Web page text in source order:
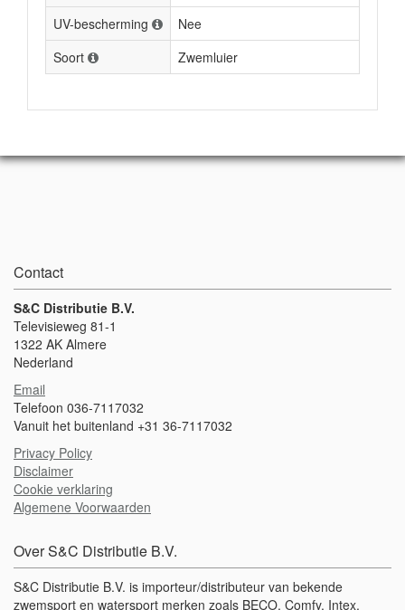
UV-bescherming
Nee
Soort
Zwemluier
Contact
S&C Distributie B.V.
Televisieweg 81-1
1322 AK Almere
Nederland
Email
Telefoon 036-7117032
Vanuit het buitenland +31 36-7117032
Privacy Policy
Disclaimer
Cookie verklaring
Algemene Voorwaarden
Over S&C Distributie B.V.
S&C Distributie B.V. is importeur/distributeur van bekende
zwemsport en watersport merken zoals BECO, Comfy, Intex,